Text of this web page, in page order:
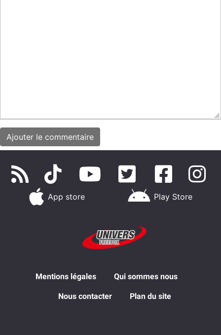
App store Play Store
Mentions légales Qui sommes nous
Nous contacter Plan du site